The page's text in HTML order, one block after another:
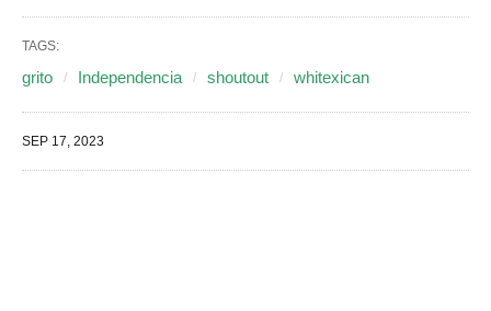
TAGS:
grito Independencia shoutout whitexican
SEP 17, 2023